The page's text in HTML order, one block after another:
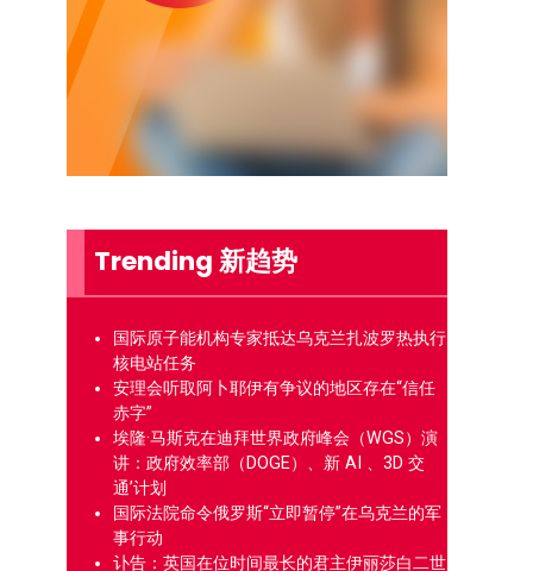
Trending 新趋势
国际原子能机构专家抵达乌克兰扎波罗热执行
核电站任务
安理会听取阿卜耶伊有争议的地区存在“信任
赤字”
埃隆·马斯克在迪拜世界政府峰会（WGS）演
讲：政府效率部（DOGE）、新 AI 、3D 交
通’计划
国际法院命令俄罗斯“立即暂停”在乌克兰的军
事行动
讣告：英国在位时间最长的君主伊丽莎白二世